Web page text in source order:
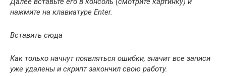
нажмите на клавиатуре Enter.
Вставить сюда
Как только начнут появляться ошибки, значит все записи
уже удалены и скрипт закончил свою работу.